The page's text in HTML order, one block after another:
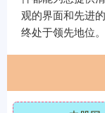
观的界面和先进
终处于领先地位